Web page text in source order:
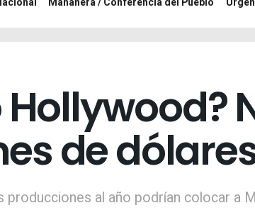
de dólares
al año podrían colocar a